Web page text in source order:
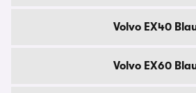
Volvo EX40
Volvo EX60